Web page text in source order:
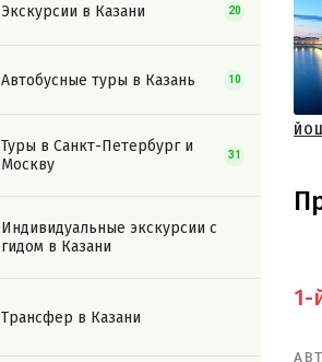
Экскурсии в Казани 20
Автобусные туры в Казань 10
Туры в Санкт-Петербург и
Москву
31
Индивидуальные экскурсии с
гидом в Казани
Трансфер в Казани
1-